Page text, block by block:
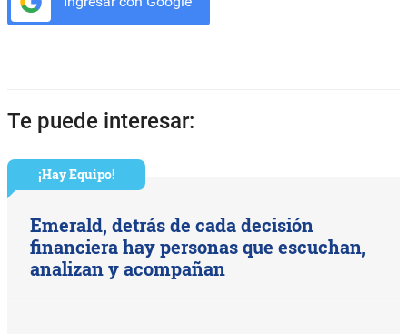
Te puede interesar:
¡Hay Equipo!
Emerald, detrás de cada decisión
financiera hay personas que escuchan,
analizan y acompañan